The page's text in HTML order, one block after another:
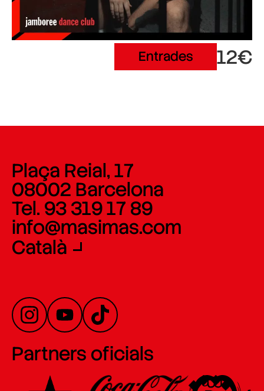
Entrades 12€
Plaça Reial, 17
08002 Barcelona
Tel. 93 319 17 89
info@masimas.com
Català
Partners oficials